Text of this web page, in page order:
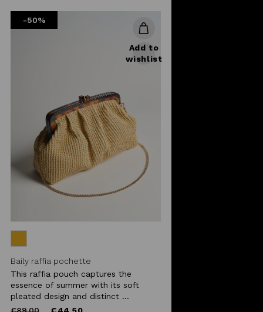
-50%
Add to
wishlist
Baily raffia pochette
This raffia pouch captures the
essence of summer with its soft
pleated design and distinct ...
Price
to